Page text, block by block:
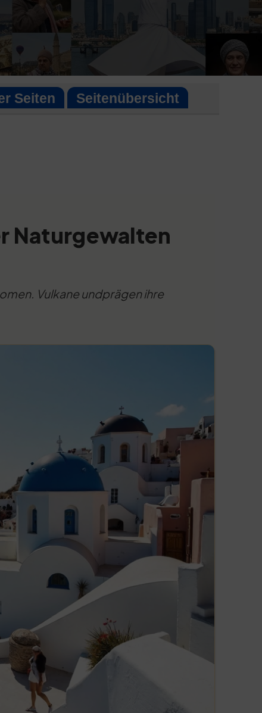
Seiten Seitenübersicht
Naturgewalten
Vulkane undprägen ihre